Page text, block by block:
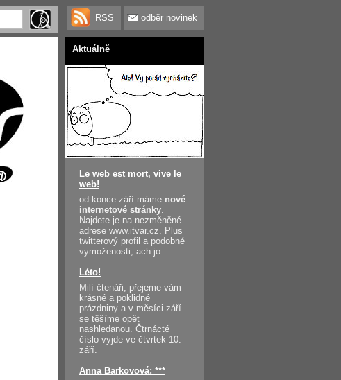
RSS odběr novinek
Aktuálně
Le web est mort, vive le
web!
od konce září máme nové
internetové stránky.
Najdete je na nezměněné
adrese www.itvar.cz. Plus
twitterový profil a podobné
vymoženosti, ach jo...
Léto!
Milí čtenáři, přejeme vám
krásné a poklidné
prázdniny a v měsíci září
se těšíme opět
nashledanou. Čtrnácté
číslo vyjde ve čtvrtek 10.
září.
Anna Barkovová: ***